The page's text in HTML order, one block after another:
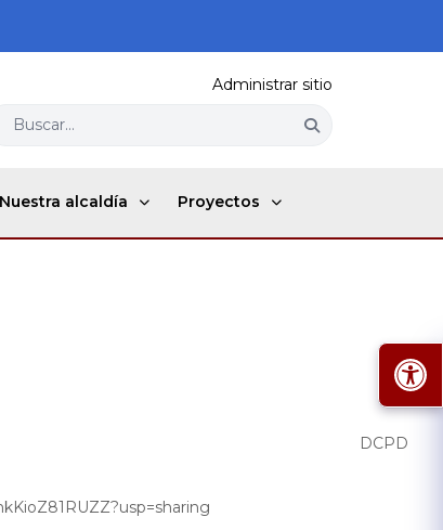
Administrar sitio
Buscar...
Nuestra alcaldía Proyectos
DCPD